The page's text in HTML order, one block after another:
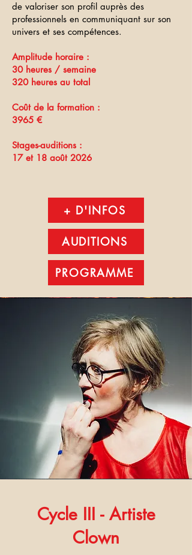
de valoriser son profil auprès des
professionnels en communiquant sur son
univers et ses compétences.
Amplitude horaire :
30 heures / semaine
320 heures au total
Coût de la formation :
3965 €
Stages-auditions :
17 et 18 août 2026
+ D'INFOS
AUDITIONS
PROGRAMME
Cycle III - Artiste
Clown